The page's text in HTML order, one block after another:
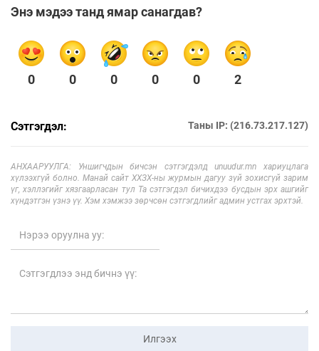
Энэ мэдээ танд ямар санагдав?
0 0 0 0 0 2
Сэтгэгдэл: Таны IP: (216.73.217.127)
АНХААРУУЛГА: Уншигчдын бичсэн сэтгэгдэлд unuudur.mn хариуцлага
хүлээхгүй болно. Манай сайт ХХЗХ-ны журмын дагуу зүй зохисгүй зарим
үг, хэллэгийг хязгаарласан тул Та сэтгэгдэл бичихдээ бусдын эрх ашгийг
хүндэтгэн үзнэ үү. Хэм хэмжээ зөрчсөн сэтгэгдлийг админ устгах эрхтэй.
Илгээх